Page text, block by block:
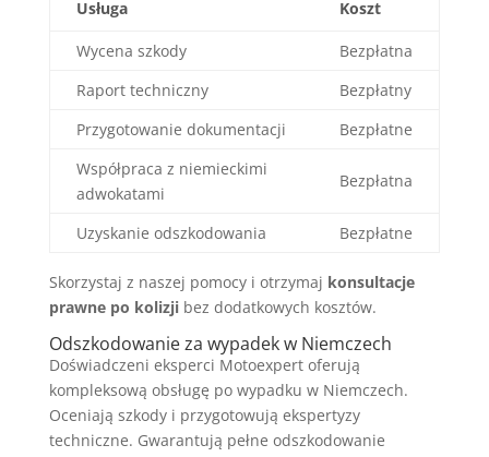
Usługa Koszt
Wycena szkody
Bezpłatna
Raport techniczny
Bezpłatny
Przygotowanie dokumentacji
Bezpłatne
Współpraca z niemieckimi
adwokatami
Bezpłatna
Uzyskanie odszkodowania Bezpłatne
Skorzystaj z naszej pomocy i otrzymaj konsultacje
prawne po kolizjibez dodatkowych kosztów.
Odszkodowanie za wypadek w Niemczech
Doświadczeni eksperci Motoexpert oferują
kompleksową obsługę po wypadku w Niemczech.
Oceniają szkody i przygotowują ekspertyzy
techniczne. Gwarantują pełne odszkodowanie